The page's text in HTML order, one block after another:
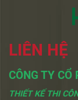
LIÊN HỆ
CÔNG TY CỔ
THIẾT KẾ THI